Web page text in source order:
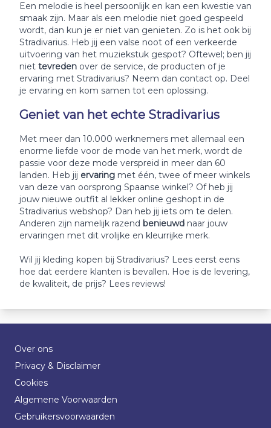
Een melodie is heel persoonlijk en kan een kwestie van
smaak zijn. Maar als een melodie niet goed gespeeld
wordt, dan kun je er niet van genieten. Zo is het ook bij
Stradivarius. Heb jij een valse noot of een verkeerde
uitvoering van het muziekstuk gespot? Oftewel; ben jij
niet tevreden over de service, de producten of je
ervaring met Stradivarius? Neem dan contact op. Deel
je ervaring en kom samen tot een oplossing.
Geniet van het echte Stradivarius
Met meer dan 10.000 werknemers met allemaal een
enorme liefde voor de mode van het merk, wordt de
passie voor deze mode verspreid in meer dan 60
landen. Heb jij ervaring met één, twee of meer winkels
van deze van oorsprong Spaanse winkel? Of heb jij
jouw nieuwe outfit al lekker online geshopt in de
Stradivarius webshop? Dan heb jij iets om te delen.
Anderen zijn namelijk razend benieuwd naar jouw
ervaringen met dit vrolijke en kleurrijke merk.
Wil jij kleding kopen bij Stradivarius? Lees eerst eens
hoe dat eerdere klanten is bevallen. Hoe is de levering,
de kwaliteit, de prijs? Lees reviews!
Over ons
Privacy & Disclaimer
Cookies
Algemene Voorwaarden
Gebruikersvoorwaarden